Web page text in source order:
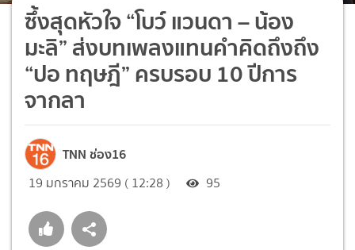
ซึ้งสุดหัวใจ “โบว์ แวนดา – น้อง
มะลิ” ส่งบทเพลงแทนคำคิดถึงถึง
“ปอ ทฤษฎี” ครบรอบ 10 ปีการ
จากลา
TNN ช่อง16
19 มกราคม 2569 ( 12:28 ) 95